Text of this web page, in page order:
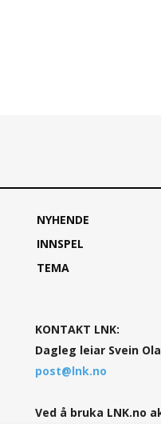
NYHENDE
INNSPEL
TEMA
KONTAKT LNK:
Dagleg leiar Svein
post@lnk.no
Ved å bruka LNK.no